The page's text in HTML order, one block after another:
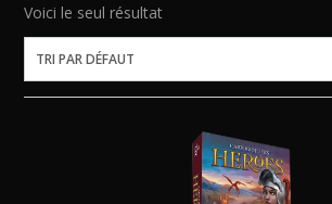
Voici le seul résultat